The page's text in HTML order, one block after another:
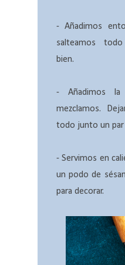
- Añadimos
salteamos
bien.
- Añadimos
mezclamos.
todo junto un
- Servimos en
un podo de
para decorar.